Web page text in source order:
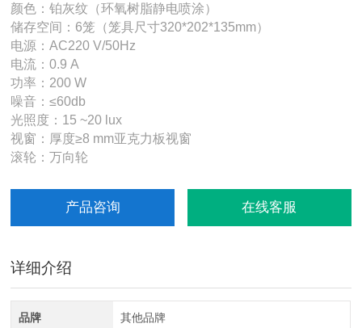
颜⾊：铂灰纹（环氧树脂静电喷涂）
储存空间：6笼（笼具尺⼨320*202*135mm）
电源：AC220 V/50Hz
电流：0.9 A
功率：200 W
噪⾳：≤60db
光照度：15 ~20 lux
视窗：厚度≥8 mm亚克⼒板视窗
滚轮：万向轮
产品咨询 在线客服
详细介绍
品牌 其他品牌